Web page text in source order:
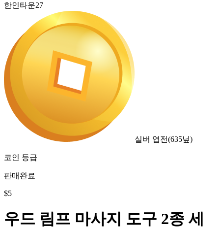
한인타운27
실버 엽전(635닢)
코인 등급
판매완료
$5
우드 림프 마사지 도구 2종 세